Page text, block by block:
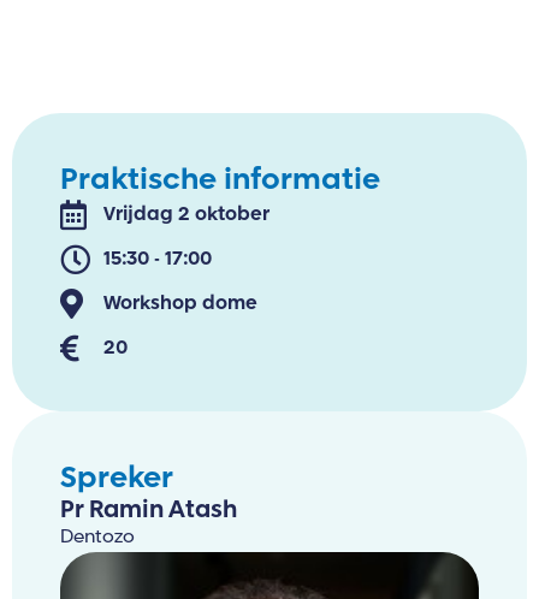
Praktische informatie
Vrijdag 2 oktober
15:30 - 17:00
Workshop dome
20
Spreker
Pr Ramin Atash
Dentozo